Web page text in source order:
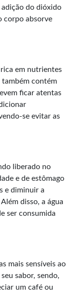
do dióxido
corpo absorve
em nutrientes
também contém
ficar atentas
se evitar as
liberado no
e de estômago
e diminuir a
disso, a água
ser consumida
mais sensíveis ao
sabor, sendo,
um café ou